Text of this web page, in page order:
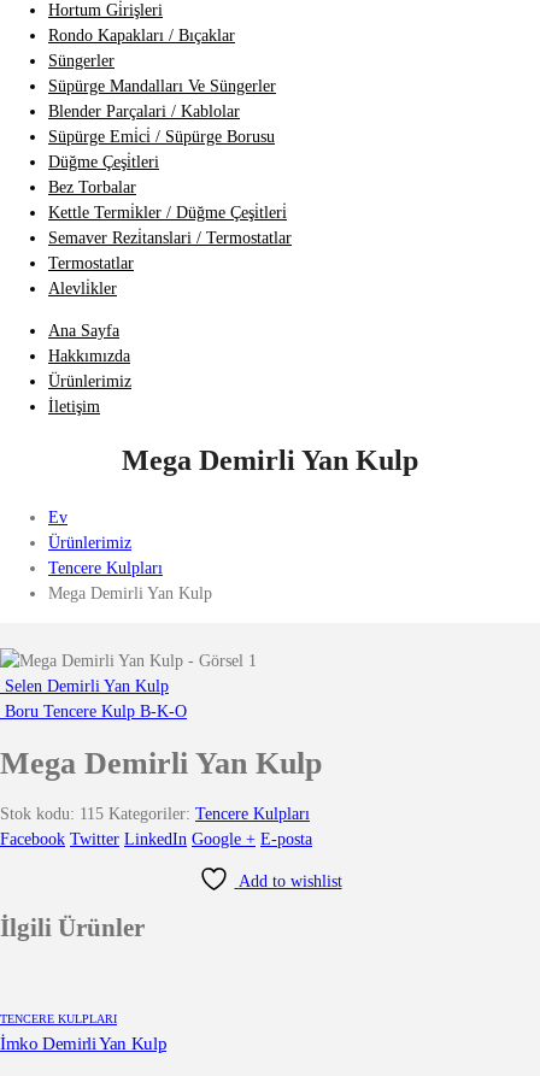
Hortum Gi̇rişleri
Rondo Kapakları / Bıçaklar
Süngerler
Süpürge Mandalları Ve Süngerler
Blender Parçalari / Kablolar
Süpürge Emi̇ci̇ / Süpürge Borusu
Düğme Çeşi̇tleri
Bez Torbalar
Kettle Termi̇kler / Düğme Çeşi̇tleri̇
Semaver Rezi̇tanslari / Termostatlar
Termostatlar
Alevli̇kler
Ana Sayfa
Hakkımızda
Ürünlerimiz
İletişim
Mega Demirli Yan Kulp
Ev
Ürünlerimiz
Tencere Kulpları
Mega Demirli Yan Kulp
Selen Demirli Yan Kulp
Boru Tencere Kulp B-K-O
Mega Demirli Yan Kulp
Stok kodu: 115 Kategoriler: Tencere Kulpları
Facebook Twitter LinkedIn Google + E-posta
Add to wishlist
İlgili Ürünler
TENCERE KULPLARI
İmko Demirli Yan Kulp